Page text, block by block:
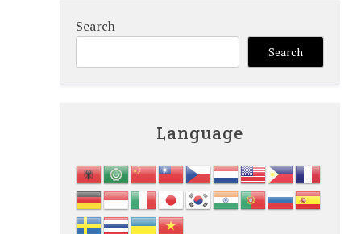
Search
Search
Language